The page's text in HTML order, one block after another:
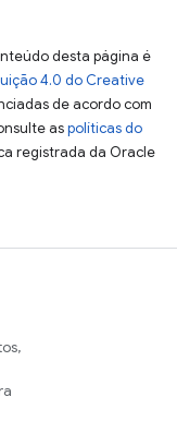
desta página é
4.0 do Creative
de acordo com
aspolíticas do
registrada da Oracle